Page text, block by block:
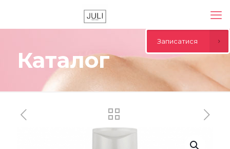
Каталог
Записатися